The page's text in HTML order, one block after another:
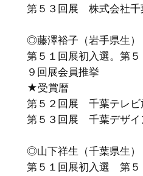
第５３回展 株式会社千
◎藤澤裕子（岩手県生）
第５１回展初入選。第
９回展会員推挙
★受賞暦
第５２回展 千葉テレビ
第５３回展 千葉デザイ
◎山下祥生（千葉県生）
第５１回展初入選 第